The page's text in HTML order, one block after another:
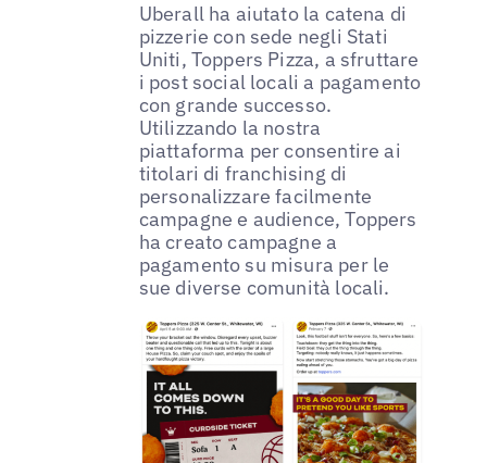
Uberall ha aiutato la catena di
pizzerie con sede negli Stati
Uniti, Toppers Pizza, a sfruttare
i post social locali a pagamento
con grande successo.
Utilizzando la nostra
piattaforma per consentire ai
titolari di franchising di
personalizzare facilmente
campagne e audience, Toppers
ha creato campagne a
pagamento su misura per le
sue diverse comunità locali.